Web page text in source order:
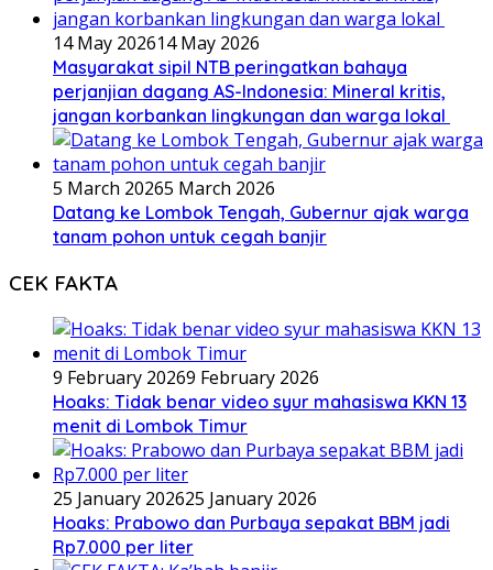
14 May 202614 May 2026
Masyarakat sipil NTB peringatkan bahaya
perjanjian dagang AS-Indonesia: Mineral kritis,
jangan korbankan lingkungan dan warga lokal
5 March 20265 March 2026
Datang ke Lombok Tengah, Gubernur ajak warga
tanam pohon untuk cegah banjir
CEK FAKTA
9 February 20269 February 2026
Hoaks: Tidak benar video syur mahasiswa KKN 13
menit di Lombok Timur
25 January 202625 January 2026
Hoaks: Prabowo dan Purbaya sepakat BBM jadi
Rp7.000 per liter